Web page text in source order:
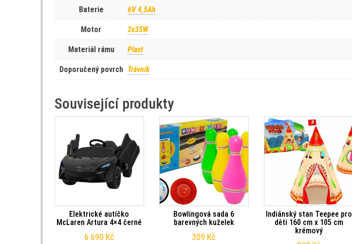
Baterie 6V 4,5Ah
Motor 2x35W
Materiál rámu Plast
Doporučený povrch Trávník
Související produkty
Elektrické autíčko
McLaren Artura 4×4 černé
6 690 Kč
Bowlingová sada 6
barevných kuželek
309 Kč
Indiánský stan Teepee pro
děti 160 cm x 105 cm
krémový